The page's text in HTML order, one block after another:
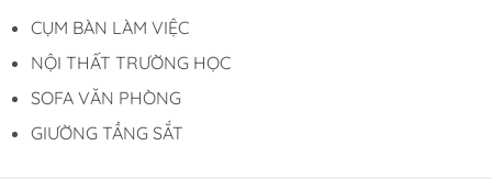
CỤM BÀN LÀM VIỆC
NỘI THẤT TRƯỜNG HỌC
SOFA VĂN PHÒNG
GIƯỜNG TẦNG SẮT